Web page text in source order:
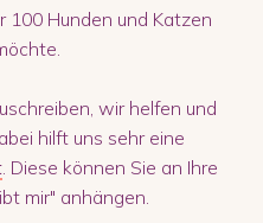
100 Hunden und Katzen
wir helfen und
hilft uns sehr eine
. Diese können Sie an Ihre
mir" anhängen.